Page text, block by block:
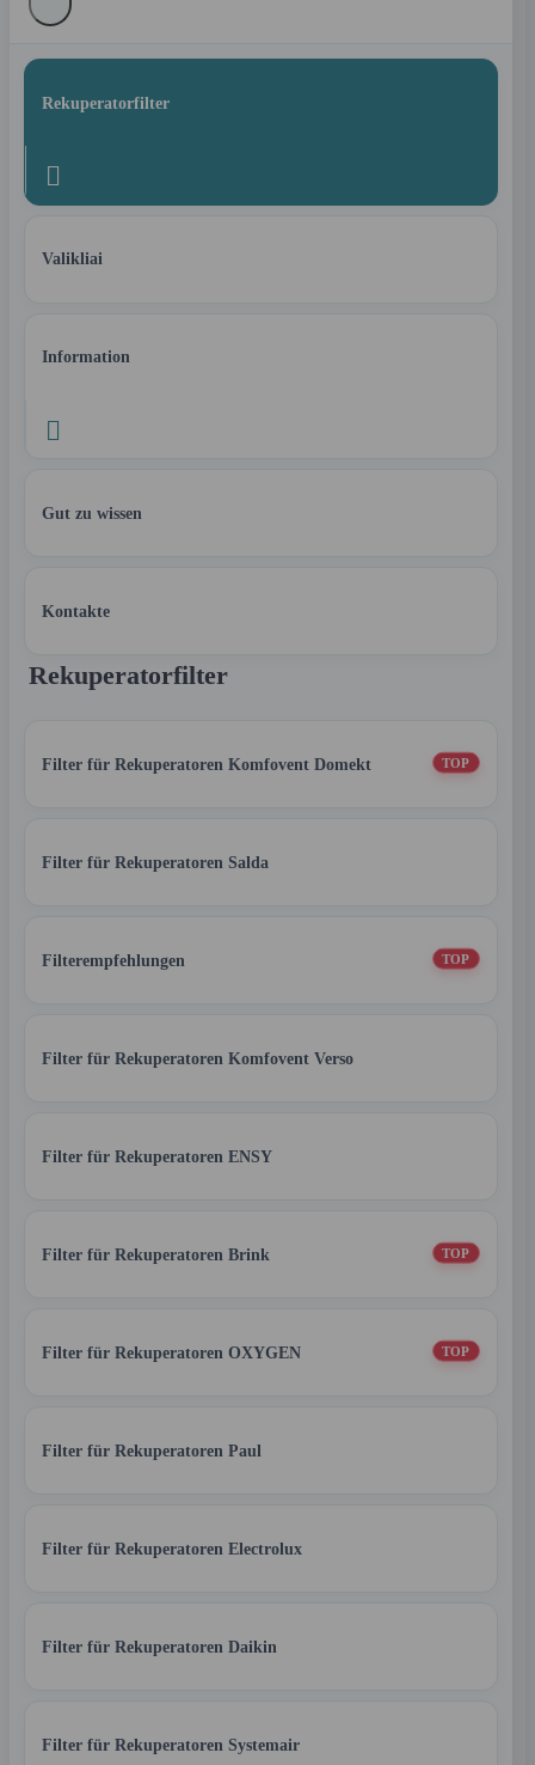
Rekuperatorfilter

Valikliai
Information

Gut zu wissen
Kontakte
Rekuperatorfilter
Filter für Rekuperatoren Komfovent Domekt TOP
Filter für Rekuperatoren Salda
Filterempfehlungen TOP
Filter für Rekuperatoren Komfovent Verso
Filter für Rekuperatoren ENSY
Filter für Rekuperatoren Brink TOP
Filter für Rekuperatoren OXYGEN TOP
Filter für Rekuperatoren Paul
Filter für Rekuperatoren Electrolux
Filter für Rekuperatoren Daikin
Filter für Rekuperatoren Systemair